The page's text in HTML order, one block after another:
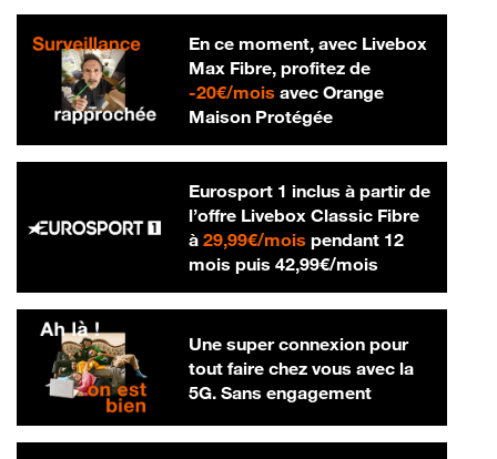
En ce moment, avec Livebox
Max Fibre, profitez de
-20€/mois20 € par mois
avec Orange
Maison Protégée
Eurosport 1 inclus à partir de
l’offre Livebox Classic Fibre
à 29,99€/mois29,99 € par mois
pendant 12
mois puis 42,99€/mois42,99 € par
Une super connexion pour
tout faire chez vous avec la
5G. Sans engagement